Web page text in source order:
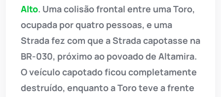
Alto. Uma colisão frontal entre uma Toro,
ocupada por quatro pessoas, e uma
Strada fez com que a Strada capotasse na
BR-030, próximo ao povoado de Altamira.
O veículo capotado ficou completamente
destruído, enquanto a Toro teve a frente